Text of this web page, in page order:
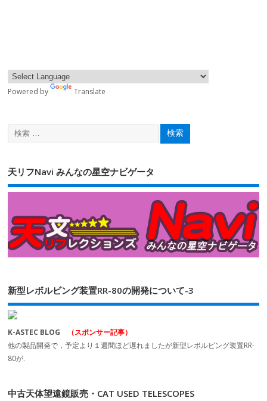
Powered by Translate
天リフNavi みんなの星空ナビゲータ
新型レボルビング装置RR-80の開発について-3
K-ASTEC BLOG
（スポンサー記事）
他の製品開発で，予定より１週間ほど遅れましたが新型レボルビング装置RR-
80が.
中古天体望遠鏡販売・CAT USED TELESCOPES